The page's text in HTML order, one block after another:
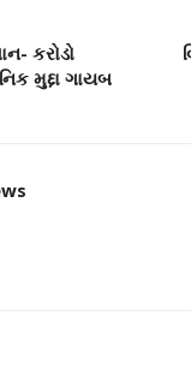
કરોડો
મુદ્દા ગાયબ